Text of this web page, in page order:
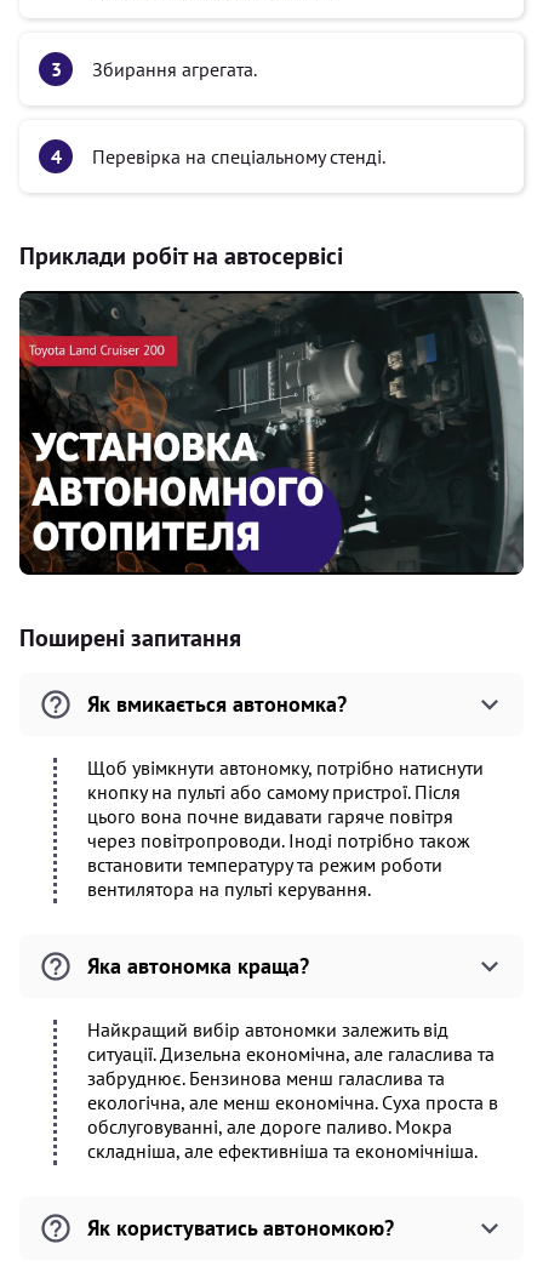
Збирання агрегата.
Перевірка на спеціальному стенді.
Приклади робіт на автосервісі
Поширені запитання
Як вмикається автономка?
Щоб увімкнути автономку, потрібно натиснути
кнопку на пульті або самому пристрої. Після
цього вона почне видавати гаряче повітря
через повітропроводи. Іноді потрібно також
встановити температуру та режим роботи
вентилятора на пульті керування.
Яка автономка краща?
Найкращий вибір автономки залежить від
ситуації. Дизельна економічна, але галаслива та
забруднює. Бензинова менш галаслива та
екологічна, але менш економічна. Суха проста в
обслуговуванні, але дороге паливо. Мокра
складніша, але ефективніша та економічніша.
Як користуватись автономкою?